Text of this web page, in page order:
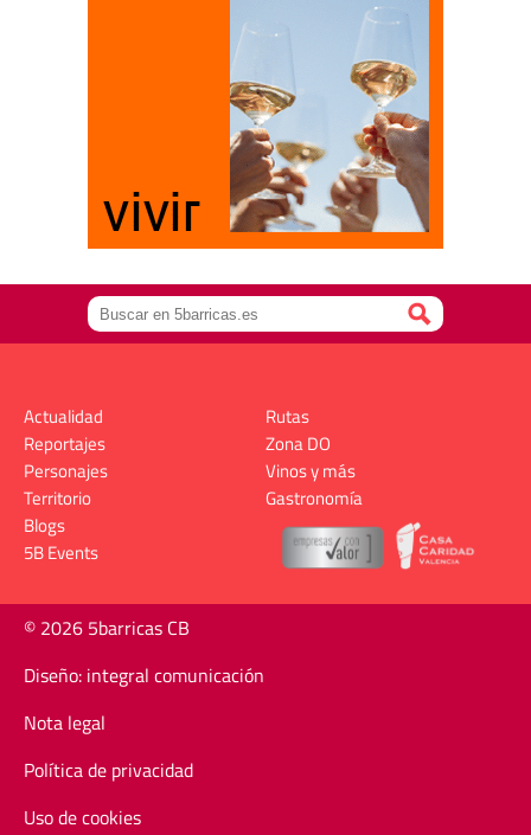
Actualidad
Reportajes
Personajes
Territorio
Rutas
Zona DO
Vinos y más
Gastronomía
Blogs
5B Events
© 2026 5barricas CB
Diseño: integral comunicación
Nota legal
Política de privacidad
Uso de cookies